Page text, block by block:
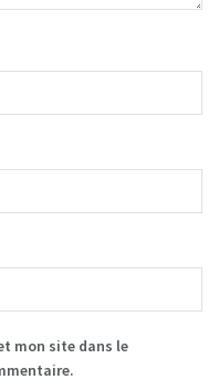
mon site dans le